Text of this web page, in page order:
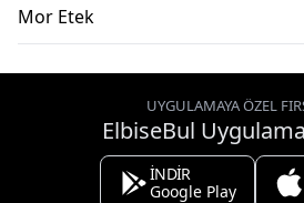
Mor Etek
UYGULAMAYA ÖZEL
ElbiseBul
İNDİR
Google Play